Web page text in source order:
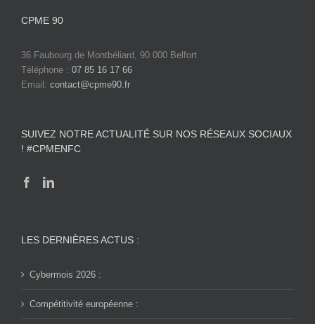
CPME 90
36 Faubourg de Montbéliard, 90 000 Belfort
Téléphone : 07 85 16 17 66
Email: contact@cpme90.fr
SUIVEZ NOTRE ACTUALITÉ SUR NOS RÉSEAUX SOCIAUX
! #CPMENFC
LES DERNIÈRES ACTUS :
Cybermois 2026 :
Compétitivité européenne :